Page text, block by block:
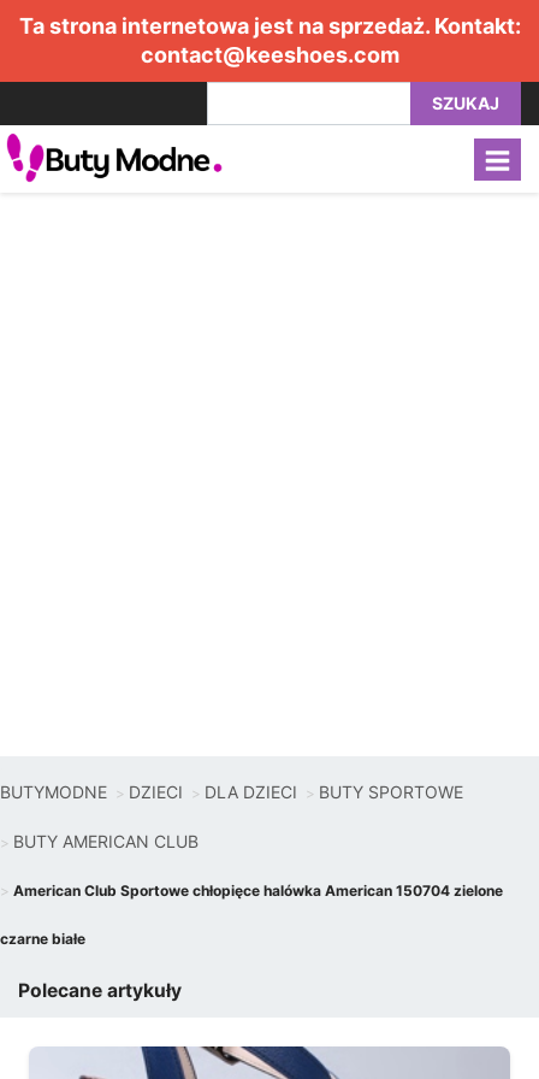
Ta strona internetowa jest na sprzedaż. Kontakt:
contact@keeshoes.com
SZUKAJ
BUTYMODNE DZIECI DLA DZIECI BUTY SPORTOWE
BUTY AMERICAN CLUB
American Club Sportowe chłopięce halówka American 150704 zielone
czarne białe
Polecane artykuły